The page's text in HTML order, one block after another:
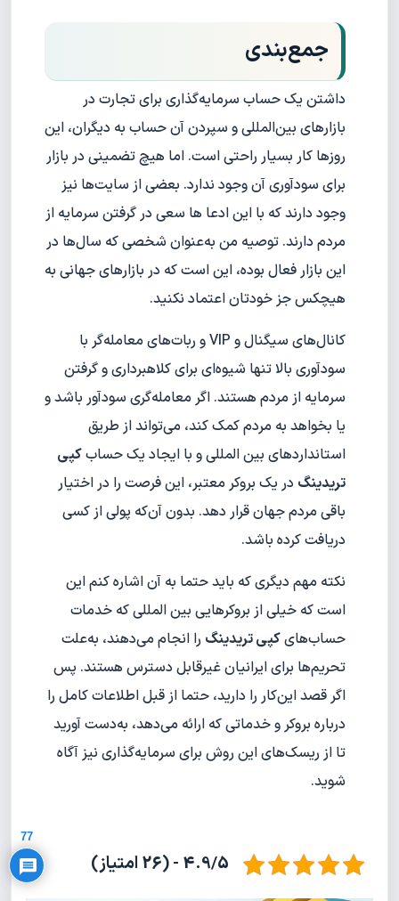
جمع‌بندی
داشتن یک حساب سرمایه‌گذاری برای تجارت در
بازارهای بین‌المللی و سپردن آن حساب به دیگران، این
روزها کار بسیار راحتی است. اما هیچ تضمینی در بازار
برای سودآوری آن وجود ندارد. بعضی از سایت‌ها نیز
وجود دارند که با این ادعا ها سعی در گرفتن سرمایه از
مردم دارند. توصیه من به‌عنوان شخصی که سال‌‌ها در
این بازار فعال بوده، این است که در بازارهای جهانی به
هیچکس جز خودتان اعتماد نکنید.
کانال‌های سیگنال و VIP و ربات‌های معامله‌گر با
سودآوری بالا تنها شیوه‌ای برای کلاهبرداری و گرفتن
سرمایه از مردم هستند. اگر معامله‌گری سودآور باشد و
یا بخواهد به مردم کمک کند، می‌تواند از طریق
استانداردهای بین المللی و با ایجاد یک حسابکپی
تریدینگ در یک بروکر معتبر، این فرصت را در اختیار
باقی مردم جهان قرار دهد. بدون آن‌که پولی از کسی
دریافت کرده باشد.
نکته مهم دیگری که باید حتما به آن اشاره کنم این
است که خیلی از بروکرهایی بین المللی که خدمات
حساب‌هایکپی تریدینگ را انجام می‌دهند، به‌علت
تحریم‌ها برای ایرانیان غیرقابل دسترس هستند. پس
اگر قصد این‌کار را دارید، حتما از قبل اطلاعات کامل را
درباره بروکر و خدماتی که ارائه می‌دهد، به‌دست آورید
تا از ریسک‌های این روش برای سرمایه‌گذاری نیز آگاه
شوید.
4.9/5 - (26 امتیاز)
77